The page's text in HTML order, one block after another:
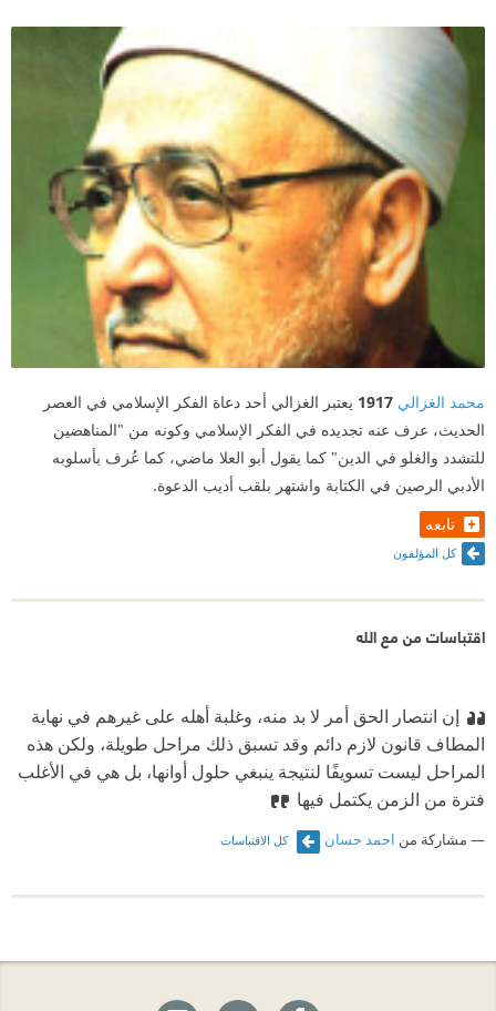
محمد الغزالي 1917 يعتبر الغزالي أحد دعاة الفكر الإسلامي في العصر
الحديث، عرف عنه تجديده في الفكر الإسلامي وكونه من "المناهضين
للتشدد والغلو في الدين" كما يقول أبو العلا ماضي، كما عُرف بأسلوبه
الأدبي الرصين في الكتابة واشتهر بلقب أديب الدعوة.
تابعه
كل المؤلفون
اقتباسات من مع الله
إن انتصار الحق أمر لا بد منه، وغلبة أهله على غيرهم في نهاية
المطاف قانون لازم دائم وقد تسبق ذلك مراحل طويلة، ولكن هذه
المراحل ليست تسويفًا لنتيجة ينبغي حلول أوانها، بل هي في الأغلب
فترة من الزمن يكتمل فيها
مشاركة من احمد حسان كل الاقتباسات